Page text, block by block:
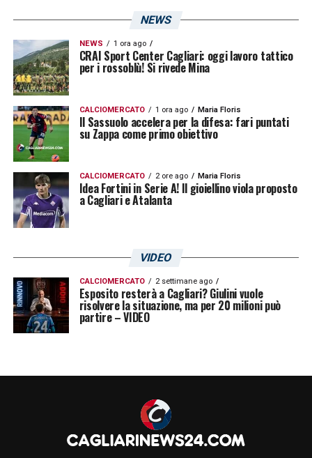
NEWS
NEWS 1 ora ago
CRAI Sport Center Cagliari: oggi lavoro tattico
per i rossoblù! Si rivede Mina
CALCIOMERCATO 1 ora ago Maria Floris
Il Sassuolo accelera per la difesa: fari puntati
su Zappa come primo obiettivo
CALCIOMERCATO 2 ore ago Maria Floris
Idea Fortini in Serie A! Il gioiellino viola proposto
a Cagliari e Atalanta
VIDEO
CALCIOMERCATO 2 settimane ago
Esposito resterà a Cagliari? Giulini vuole
risolvere la situazione, ma per 20 milioni può
partire – VIDEO